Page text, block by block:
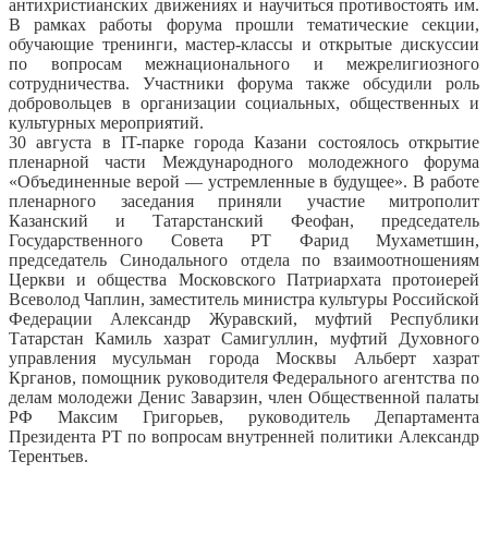
антихристианских движениях и научиться противостоять им.
В рамках работы форума прошли тематические секции,
обучающие тренинги, мастер-классы и открытые дискуссии
по вопросам межнационального и межрелигиозного
сотрудничества. Участники форума также обсудили роль
добровольцев в организации социальных, общественных и
культурных мероприятий.
30 августа в IT-парке города Казани состоялось открытие
пленарной части Международного молодежного форума
«Объединенные верой — устремленные в будущее». В работе
пленарного заседания приняли участие митрополит
Казанский и Татарстанский Феофан, председатель
Государственного Совета РТ Фарид Мухаметшин,
председатель Синодального отдела по взаимоотношениям
Церкви и общества Московского Патриархата протоиерей
Всеволод Чаплин, заместитель министра культуры Российской
Федерации Александр Журавский, муфтий Республики
Татарстан Камиль хазрат Самигуллин, муфтий Духовного
управления мусульман города Москвы Альберт хазрат
Крганов, помощник руководителя Федерального агентства по
делам молодежи Денис Заварзин, член Общественной палаты
РФ Максим Григорьев, руководитель Департамента
Президента РТ по вопросам внутренней политики Александр
Терентьев.